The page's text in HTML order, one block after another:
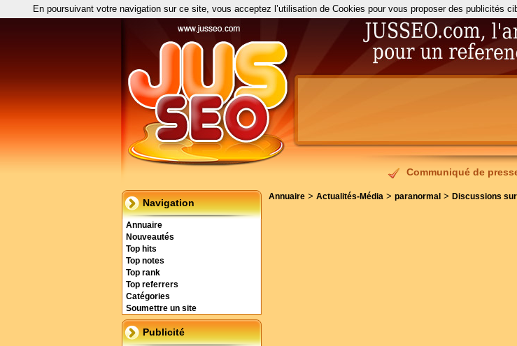
Communiqué de
Navigation
Annuaire
Nouveautés
Top hits
Top notes
Top rank
Top referrers
Catégories
Soumettre un site
Publicité
Annuaire > Actualités-Média > paranormal > Discussions
En poursuivant votre navigation sur ce site, vous acceptez l’utilisation de Cookies pour vous proposer des publicités